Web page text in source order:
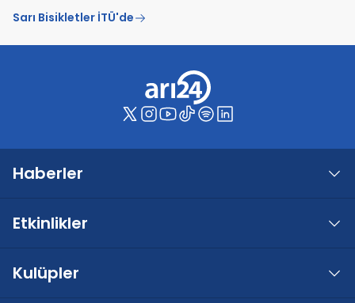
Sarı Bisikletler İTÜ'de
Haberler
Etkinlikler
Kulüpler